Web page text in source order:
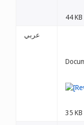
44 KB
عربي
35 KB